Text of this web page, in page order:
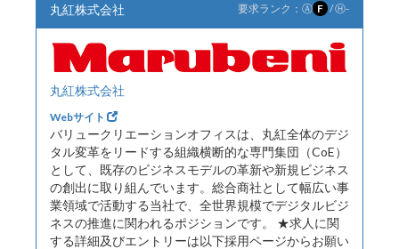
丸紅株式会社
要求ランク： Ⓐ F /Ⓗ-
丸紅株式会社
Webサイト
バリュークリエーションオフィスは、丸紅全体のデジ
タル変革をリードする組織横断的な専門集団（CoE）
として、既存のビジネスモデルの革新や新規ビジネス
の創出に取り組んでいます。総合商社として幅広い事
業領域で活動する当社で、全世界規模でデジタルビジ
ネスの推進に関われるポジションです。 ★求人に関
する詳細及びエントリーは以下採用ページからお願い